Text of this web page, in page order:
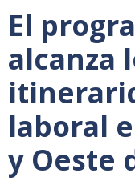
El
alcanza
laboral
y Oeste